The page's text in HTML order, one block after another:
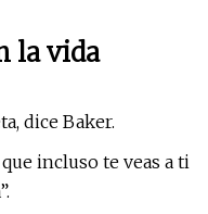
la vida
dice Baker.​
incluso te veas a ti